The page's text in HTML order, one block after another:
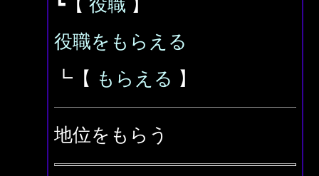
┗【 役職 】
役職をもらえる
┗【 もらえる 】
地位をもらう